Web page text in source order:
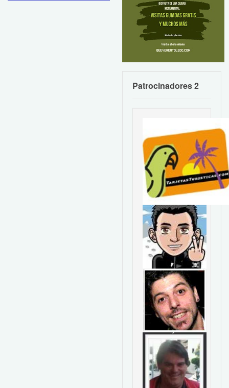
Patrocinadores 2